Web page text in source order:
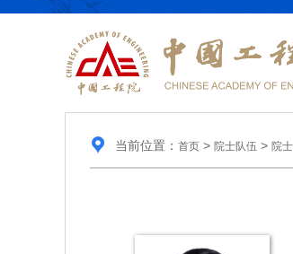
当前位置： 首页> 院士队伍 > 院